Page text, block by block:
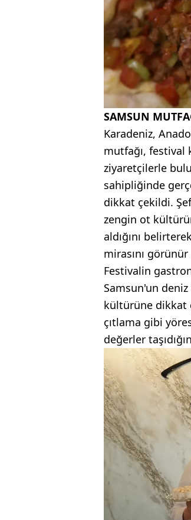
SAMSUN
Karadeniz,
mutfağı, festival
ziyaretçilerle
sahipliğinde
dikkat çekildi.
zengin ot
aldığını
mirasını
Festivalin
Samsun'un
kültürüne dikkat
çıtlama gibi
değerler